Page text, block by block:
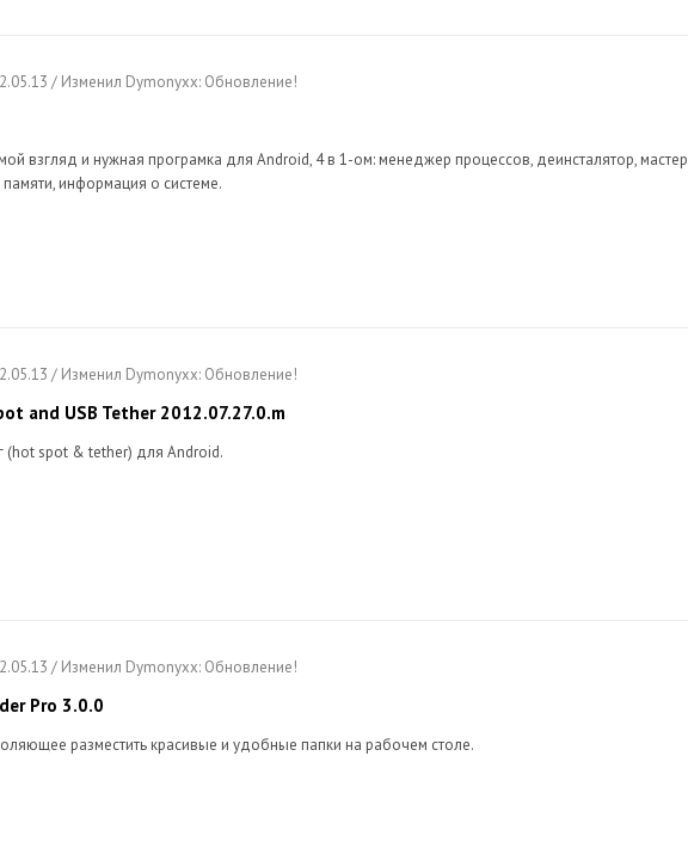
/ Изменил Dymonyxx: Обновление!
взгляд и нужная програмка для Android, 4 в 1-ом: менеджер процессов, деинсталятор, мастер
памяти, информация о системе.
/ Изменил Dymonyxx: Обновление!
and USB Tether 2012.07.27.0.m
(hot spot & tether) для Android.
/ Изменил Dymonyxx: Обновление!
Pro 3.0.0
разместить красивые и удобные папки на рабочем столе.